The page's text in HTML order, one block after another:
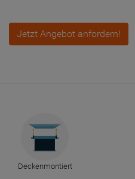
Jetzt Angebot anfordern!
Deckenmontiert